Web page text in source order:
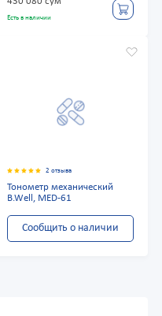
Есть в наличии
2 отзыва
Тонометр механический
B.Well, MED-61
Сообщить о наличии